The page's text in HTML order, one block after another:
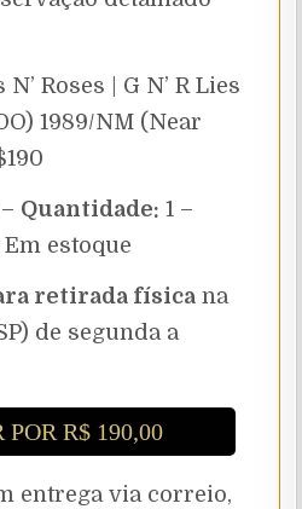
N’ Roses | G N’ R Lies
1989/NM (Near
Quantidade: 1 –
Em estoque
retirada física na
de segunda a
POR R$ 190,00
entrega via correio,